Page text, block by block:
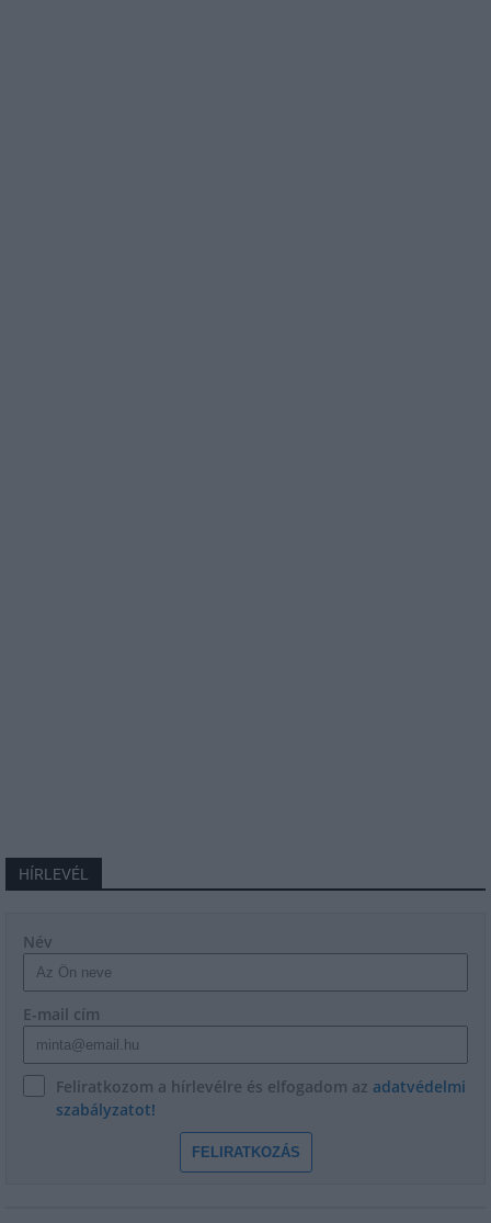
HÍRLEVÉL
Név
E-mail cím
Feliratkozom a hírlevélre és elfogadom az adatvédelmi
szabályzatot!
FELIRATKOZÁS